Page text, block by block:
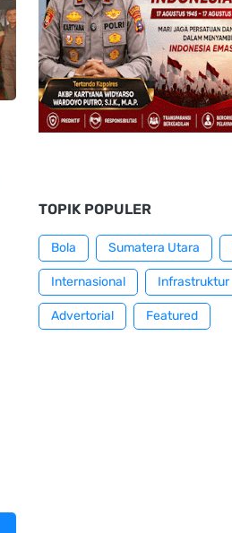
TOPIK POPULER
Bola Sumatera Utara
Internasional Infrastruktur
Advertorial Featured